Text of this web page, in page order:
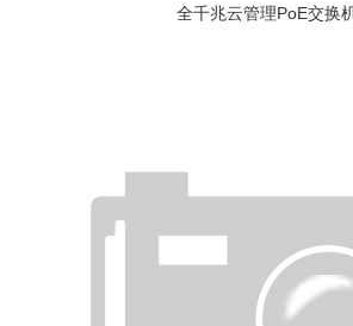
全千兆云管理PoE交换